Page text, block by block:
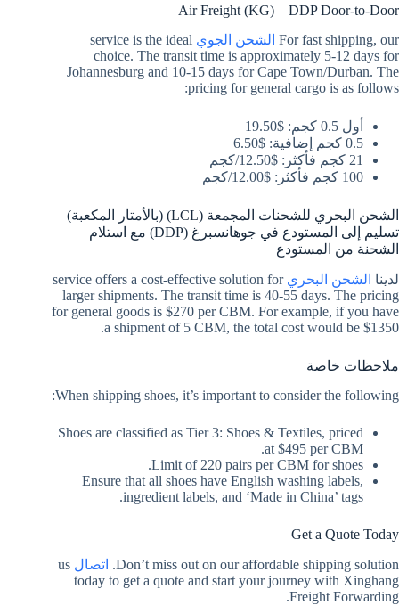
Air Freight (KG) – DDP Door-to-Door
For fast shipping, our الشحن الجوي service is the ideal
choice. The transit time is approximately 5-12 days for
Johannesburg and 10-15 days for Cape Town/Durban. The
pricing for general cargo is as follows:
أول 0.5 كجم: $19.50
0.5 كجم إضافية: $6.50
21 كجم فأكثر: $12.50/كجم
100 كجم فأكثر: $12.00/كجم
الشحن البحري للشحنات المجمعة (LCL) (بالأمتار المكعبة) –
تسليم إلى المستودع في جوهانسبرغ (DDP) مع استلام
الشحنة من المستودع
لدينا الشحن البحري service offers a cost-effective solution for
larger shipments. The transit time is 40-55 days. The pricing
for general goods is $270 per CBM. For example, if you have
a shipment of 5 CBM, the total cost would be $1350.
ملاحظات خاصة
When shipping shoes, it’s important to consider the following:
Shoes are classified as Tier 3: Shoes & Textiles, priced
at $495 per CBM.
Limit of 220 pairs per CBM for shoes.
Ensure that all shoes have English washing labels,
ingredient labels, and ‘Made in China’ tags.
Get a Quote Today
Don’t miss out on our affordable shipping solution.
اتصال us
today to get a quote and start your journey with Xinghang
Freight Forwarding.